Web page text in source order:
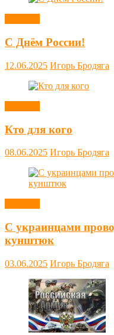
С Днём России!
12.06.2025 Игорь Бродяга
Кто для кого
08.06.2025 Игорь Бродяга
С украинцами
кунштюк
03.06.2025 Игорь Бродяга